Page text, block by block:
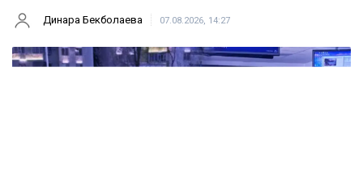
Динара Бекболаева 07.08.2026, 14:27